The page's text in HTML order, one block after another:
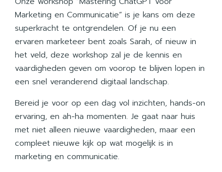
Marketing en Communicatie” is je kans om deze
superkracht te ontgrendelen. Of je nu een
ervaren marketeer bent zoals Sarah, of nieuw in
het veld, deze workshop zal je de kennis en
vaardigheden geven om voorop te blijven lopen in
een snel veranderend digitaal landschap.
Bereid je voor op een dag vol inzichten, hands-on
ervaring, en ah-ha momenten. Je gaat naar huis
met niet alleen nieuwe vaardigheden, maar een
compleet nieuwe kijk op wat mogelijk is in
marketing en communicatie.